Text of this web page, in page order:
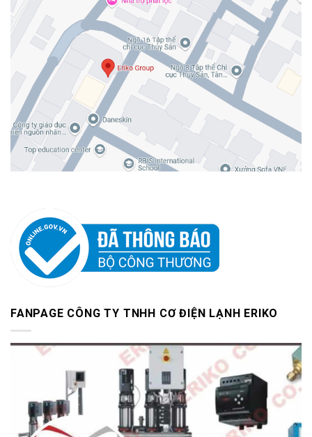
FANPAGE CÔNG TY TNHH CƠ ĐIỆN LẠNH ERIKO